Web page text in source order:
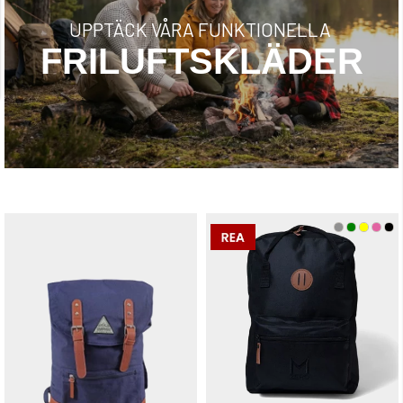
UPPTÄCK VÅRA FUNKTIONELLA
FRILUFTSKLÄDER